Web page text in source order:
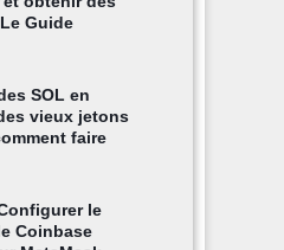
Guide
SOL en
vieux jetons
faire
le
Coinbase